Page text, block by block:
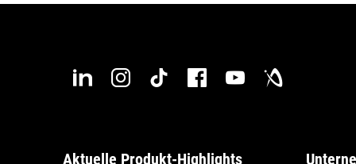
Aktuelle Produkt-Highlights